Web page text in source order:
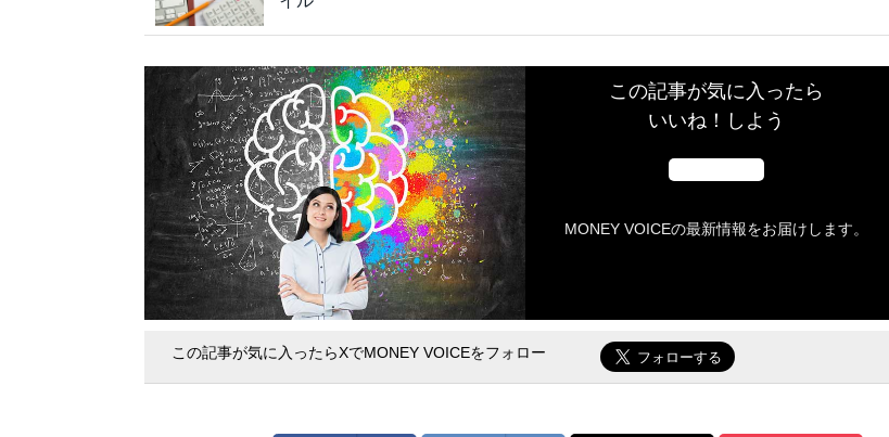
この記事が気に入ったら
いいね！しよう
MONEY VOICEの最新情報をお届けします。
この記事が気に入ったらXでMONEY VOICEをフォロー